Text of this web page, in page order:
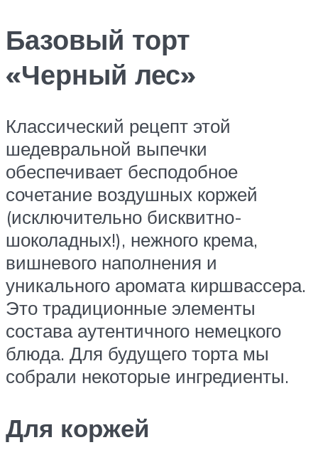
Базовый торт
«Черный лес»
Классический рецепт этой
шедевральной выпечки
обеспечивает бесподобное
сочетание воздушных коржей
(исключительно бисквитно-
шоколадных!), нежного крема,
вишневого наполнения и
уникального аромата киршвассера.
Это традиционные элементы
состава аутентичного немецкого
блюда. Для будущего торта мы
собрали некоторые ингредиенты.
Для коржей